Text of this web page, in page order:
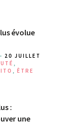
évolue
20 JUILLET
ÊTRE
:
une